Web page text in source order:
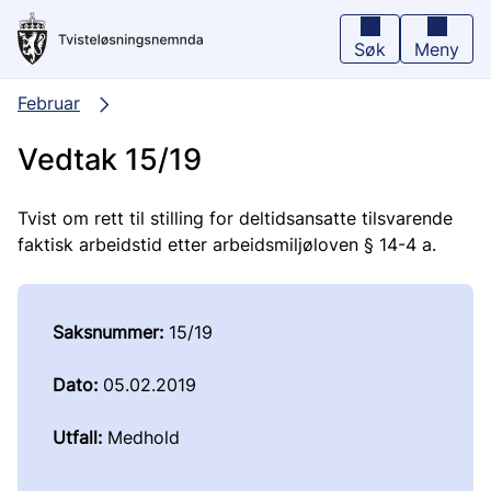
Hopp
hovedinnhold
Søk Meny
Februar
Vedtak 15/19
Tvist om rett til stilling for deltidsansatte tilsvarende
faktisk arbeidstid etter arbeidsmiljøloven § 14-4 a.
Saksnummer: 15/19
Dato: 05.02.2019
Utfall: Medhold